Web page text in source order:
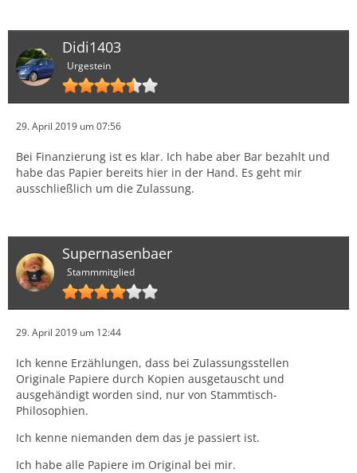
Didi1403
Urgestein
29. April 2019 um 07:56
Bei Finanzierung ist es klar. Ich habe aber Bar bezahlt und
habe das Papier bereits hier in der Hand. Es geht mir
ausschließlich um die Zulassung.
Supernasenbaer
Stammmitglied
29. April 2019 um 12:44
Ich kenne Erzählungen, dass bei Zulassungsstellen
Originale Papiere durch Kopien ausgetauscht und
ausgehändigt worden sind, nur von Stammtisch-
Philosophien.
Ich kenne niemanden dem das je passiert ist.
Ich habe alle Papiere im Original bei mir.